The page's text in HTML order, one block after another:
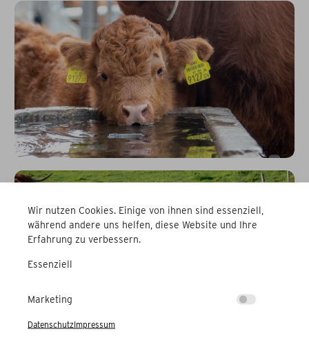
Wir nutzen Cookies. Einige von ihnen sind essenziell,
während andere uns helfen, diese Website und Ihre
Erfahrung zu verbessern.
Essenziell
Marketing
DatenschutzImpressum